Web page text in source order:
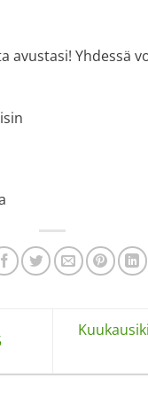
avustasi! Yhdessä